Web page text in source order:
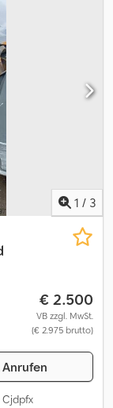
1 / 3
€ 2.500
VB zzgl. MwSt.
(€ 2.975 brutto)
Anrufen